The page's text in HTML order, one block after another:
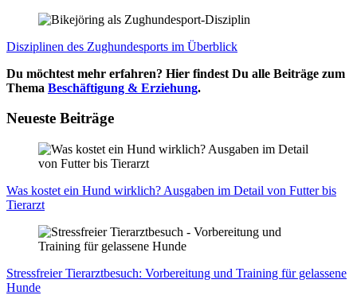
Dis­zi­pli­nen des Zug­hun­de­sports im Über­blick
Du möchtest mehr erfahren? Hier findest Du alle Beiträge zum
Thema Beschäftigung & Erziehung.
Neueste Beiträge
Was kos­tet ein Hund wirk­lich? Aus­ga­ben im Detail von Fut­ter bis
Tier­arzt
Stress­frei­er Tier­arzt­be­such: Vor­be­rei­tung und Trai­ning für gelas­se­ne
Hun­de